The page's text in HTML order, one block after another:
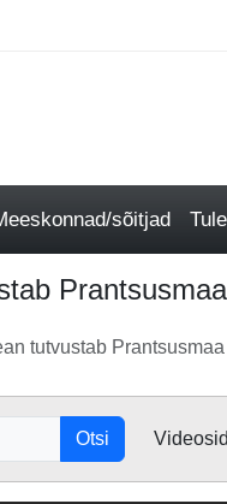
sõitjad
tutvustab
Otsi